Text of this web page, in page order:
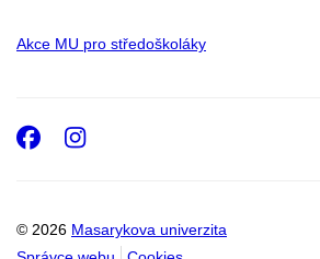
Akce MU pro středoškoláky
© 2026 Masarykova univerzita
Facebook
Instagram